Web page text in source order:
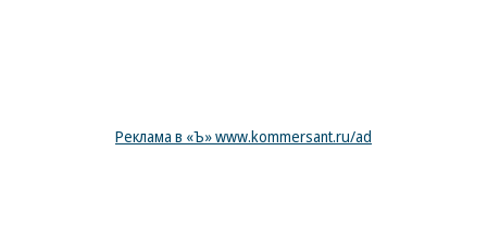
Реклама в «Ъ» www.kommersant.ru/ad